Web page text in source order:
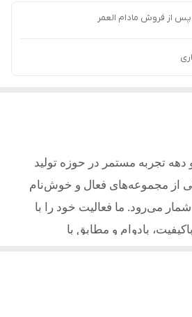
دهه تجربه مستمر در حوزه تولید
از مجموعه‌های فعال و خوش‌نام
می‌رود. ما فعالیت خود را با
بادوام و مطابق با
از مطلوب ترین تولیدکنندگان در